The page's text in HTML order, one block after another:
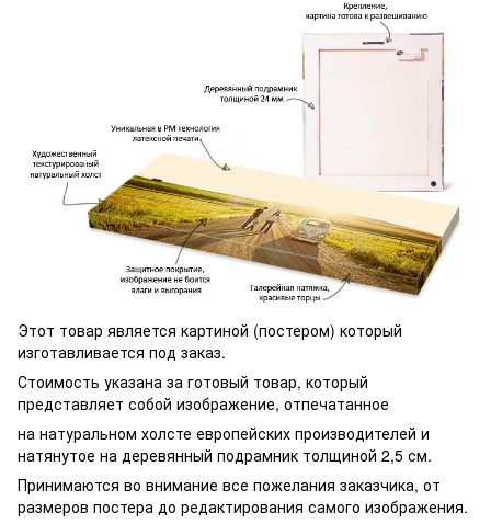
Этот товар является картиной (постером) который
изготавливается под заказ.
Стоимость указана за готовый товар, который
представляет собой изображение, отпечатанное
на натуральном холсте европейских производителей и
натянутое на деревянный подрамник толщиной 2,5 см.
Принимаются во внимание все пожелания заказчика, от
размеров постера до редактирования самого изображения.